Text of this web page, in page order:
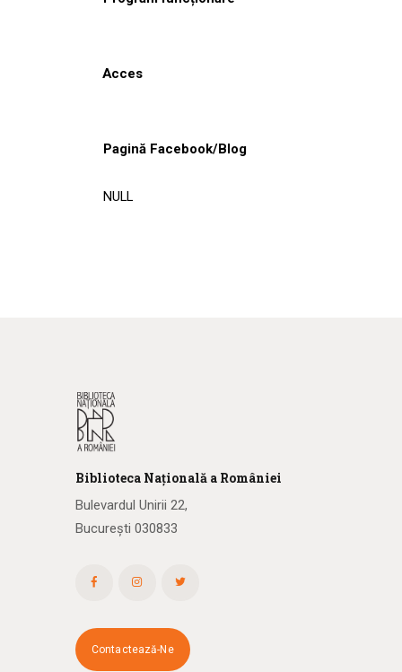
Acces
Pagină Facebook/Blog
NULL
Biblioteca Națională a României
Bulevardul Unirii 22,
București 030833
Contactează-Ne